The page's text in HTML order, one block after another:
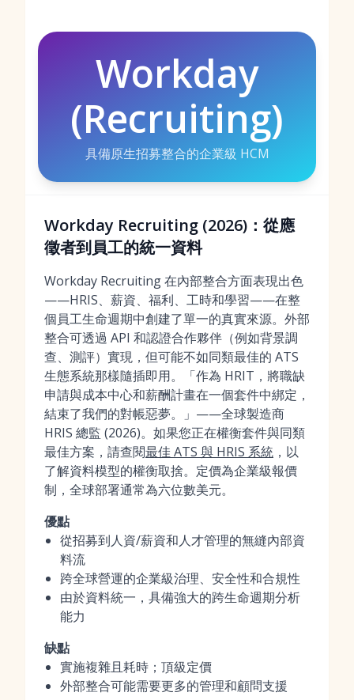
Workday
(Recruiting)
具備原生招募整合的企業級 HCM
Workday Recruiting (2026)：從應
徵者到員工的統一資料
Workday Recruiting 在內部整合方面表現出色
——HRIS、薪資、福利、工時和學習——在整
個員工生命週期中創建了單一的真實來源。外部
整合可透過 API 和認證合作夥伴（例如背景調
查、測評）實現，但可能不如同類最佳的 ATS
生態系統那樣隨插即用。「作為 HRIT，將職缺
申請與成本中心和薪酬計畫在一個套件中綁定，
結束了我們的對帳惡夢。」——全球製造商
HRIS 總監 (2026)。如果您正在權衡套件與同類
最佳方案，請查閱最佳 ATS 與 HRIS 系統 ，以
了解資料模型的權衡取捨。定價為企業級報價
制，全球部署通常為六位數美元。
優點
從招募到人資/薪資和人才管理的無縫內部資
料流
跨全球營運的企業級治理、安全性和合規性
由於資料統一，具備強大的跨生命週期分析
能力
缺點
實施複雜且耗時；頂級定價
外部整合可能需要更多的管理和顧問支援